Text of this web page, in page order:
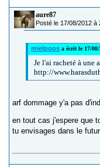
aure87
Posté le 17/08/2012 à
mielpops a écrit le 17/
Je l'ai racheté à une
http://
arf dommage y'a pas
en tout cas j'espere que
tu envisages dans le futur